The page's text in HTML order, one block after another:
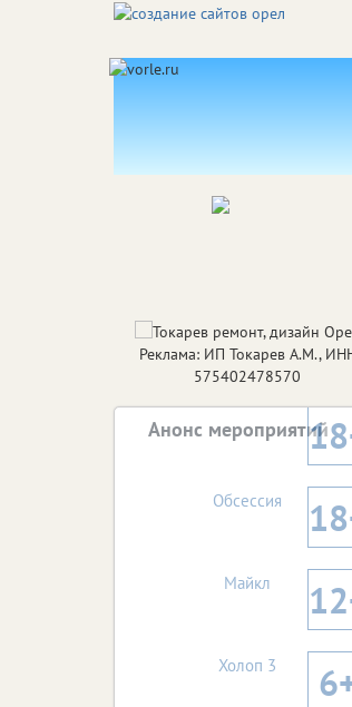
Реклама: ИП Токарев А.М.,
575402478570
Анонс мероприятий
Обсессия
Майкл
Холоп 3